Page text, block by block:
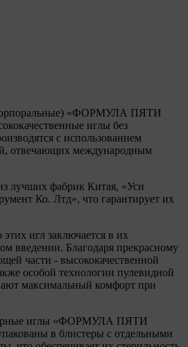
«ФОРМУЛА ПЯТИ
иглы без
с использованием
отвечающих международным
лучших фабрик Китая, «Уси
Ко. Лтд», что гарантирует их
игл заключается в их
введении. Благодаря прекрасному
части - высококачественной
особой технологии пулевидной
максимальный комфорт при
иглы «ФОРМУЛА ПЯТИ
в блистеры с отдельными